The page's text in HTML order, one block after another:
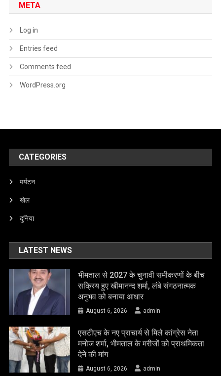
META
Log in
Entries feed
Comments feed
WordPress.org
CATEGORIES
पर्यटन
खेल
दुनिया
LATEST NEWS
भीमताल से 2027 के चुनावी समीकरणों के बीच
सक्रिय हुए खीमानन्द शर्मा, लंबे संगठनात्मक
अनुभव को बनाया आधार
August 6, 2026 admin
एसटीएच के नए प्राचार्य से मिले कांग्रेस नेता
मनोज शर्मा, भीमताल के मरीजों को प्राथमिकता
देने की मांग
August 6, 2026 admin